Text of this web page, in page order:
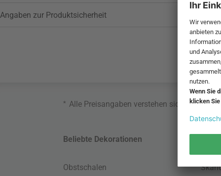
Angaben zur Produktsicherheit
* Alle Preisangaben verstehen sich inklusive
Beliebte Dekorationen
Obstschalen